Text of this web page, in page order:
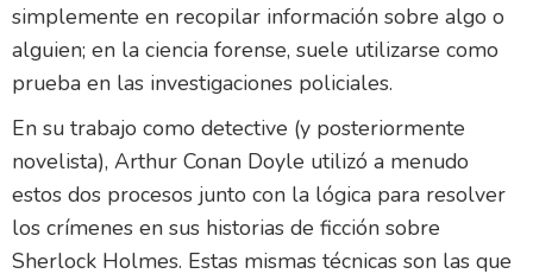
simplemente en recopilar información sobre algo o
alguien; en la ciencia forense, suele utilizarse como
prueba en las investigaciones policiales.
En su trabajo como detective (y posteriormente
novelista), Arthur Conan Doyle utilizó a menudo
estos dos procesos junto con la lógica para resolver
los crímenes en sus historias de ficción sobre
Sherlock Holmes. Estas mismas técnicas son las que